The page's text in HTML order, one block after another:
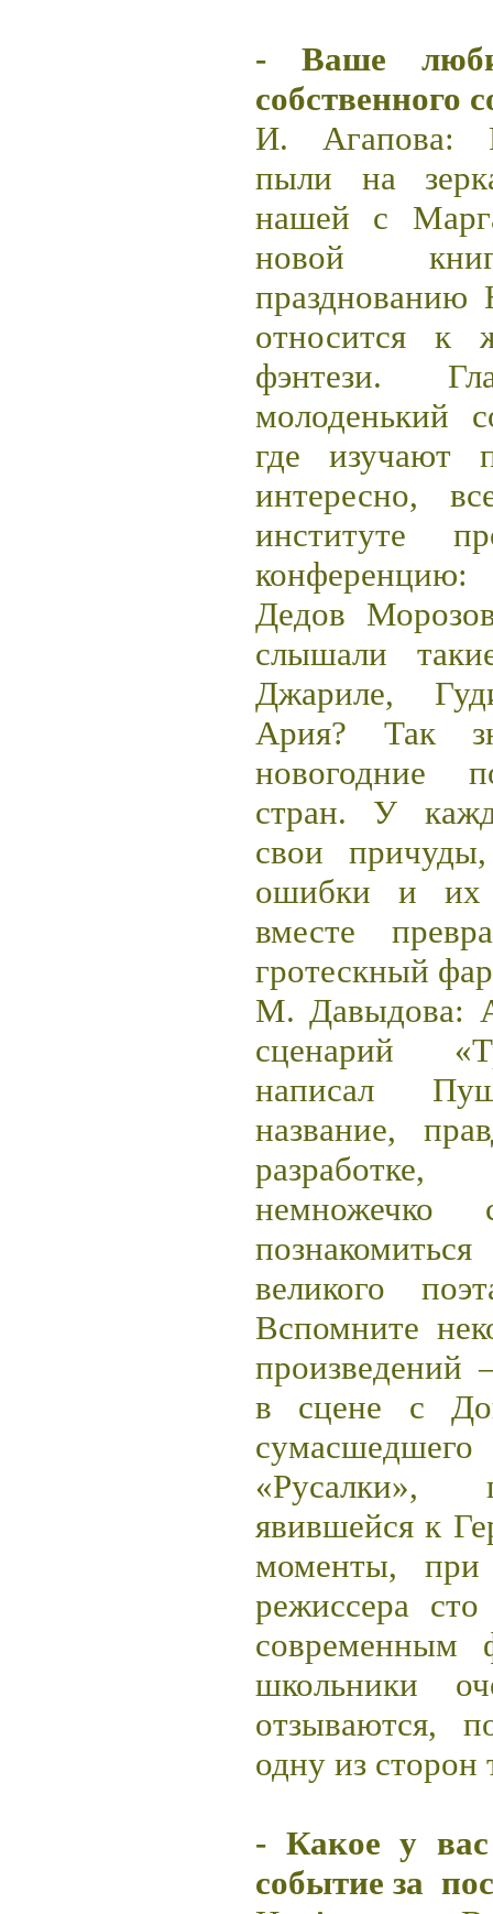
- Ваше
собственного
И. Агапова:
пыли на
нашей с
новой
празднованию
относится к
фэнтези.
молоденький
где изучают
интересно,
институте
Дедов
слышали
Джариле,
Ария? Так
новогодние
стран. У
свои
ошибки и их
вместе
гротескный
М. Давыдова:
сценарий
написал
название,
великого
Вспомните
произведений
в сцене с
«Русалки»,
явившейся к
моменты, при
режиссера
современным
школьники
отзываются,
одну из
- Какое у
событие за